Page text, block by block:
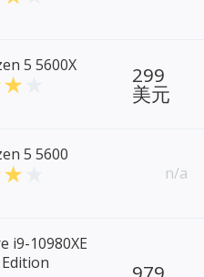
5 5600X 299
美元
5 5600
n/a
i9-10980XE